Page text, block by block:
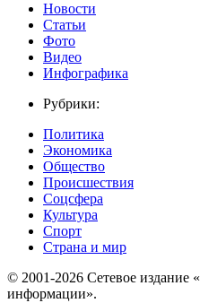
Новости
Статьи
Фото
Видео
Инфографика
Рубрики:
Политика
Экономика
Общество
Происшествия
Соцсфера
Культура
Спорт
Страна и мир
© 2001-2026 Сетевое издание
информации».